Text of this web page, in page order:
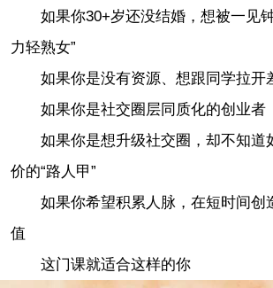
如果你30+岁还没结婚，想被一见钟
力轻熟女”
如果你是没有资源、想跟同学拉开
如果你是社交圈层同质化的创业者
如果你是想升级社交圈，却不知道
价的“路人甲”
如果你希望积累人脉，在短时间创
值
这门课就适合这样的你